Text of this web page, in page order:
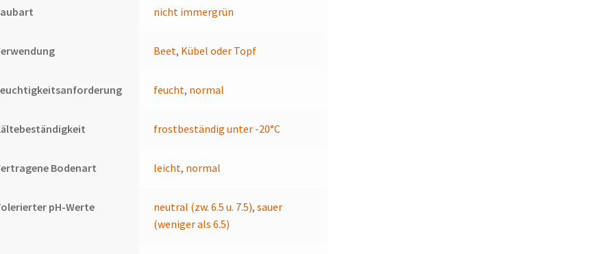
nicht immergrün
Beet, Kübel oder Topf
feucht, normal
frostbeständig unter -20°C
Bodenart leicht, normal
pH-Werte neutral (zw. 6.5 u. 7.5),sauer
(weniger als 6.5)